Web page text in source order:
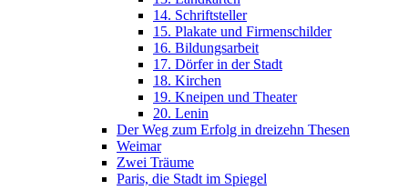
14. Schriftsteller
15. Plakate und Firmenschilder
16. Bildungsarbeit
17. Dörfer in der Stadt
18. Kirchen
19. Kneipen und Theater
20. Lenin
Der Weg zum Erfolg in dreizehn Thesen
Weimar
Zwei Träume
Paris, die Stadt im Spiegel